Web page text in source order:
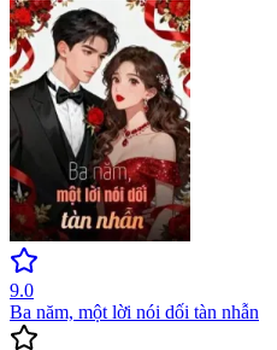
9.0
Ba năm, một lời nói dối tàn nhẫn